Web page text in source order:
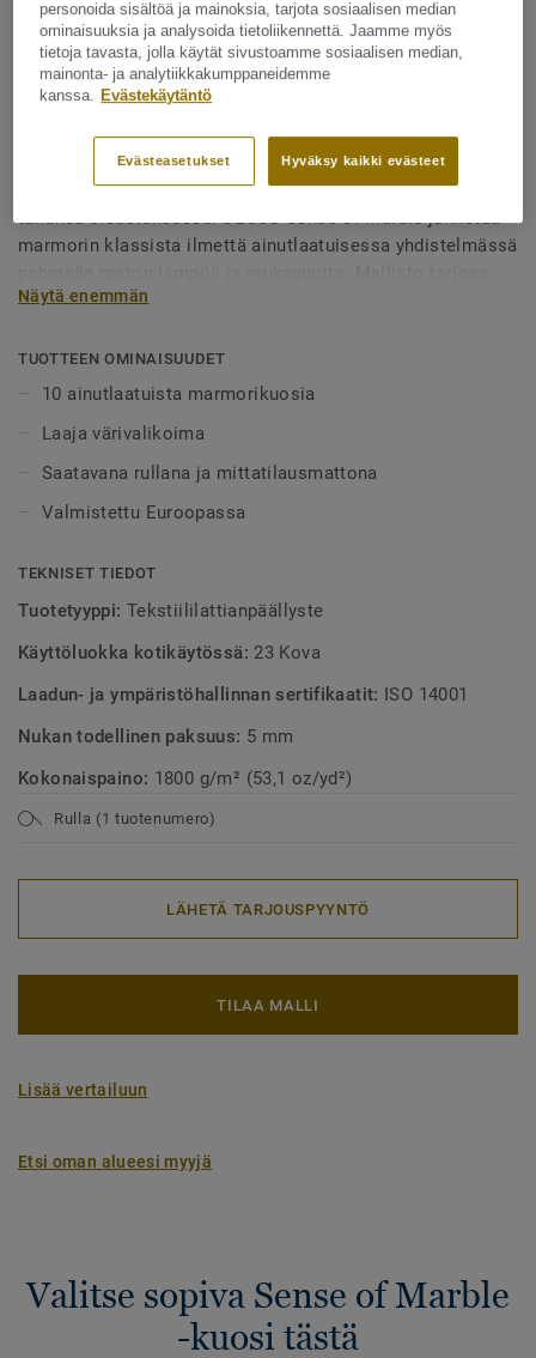
Tekstiililattia – rullatavara
Sense of Marble - Sense Of
Marble AA81 1269
Marmori on materiaali, joka ilmentää ylellisyyttä missä
tahansa sisustuksessa. DESSO Sense of Marble juhlistaa
marmorin klassista ilmettä ainutlaatuisessa yhdistelmässä
kymmenen erilaista marmorikuosia, joista jokaisella on
Mittatilausmatot ovat saatavilla laajassa valikoimassa
kokoja ja vahvoja geometrisia muotoja, kuten ympyröitä,
kolmioita, suorakulmioita ja kuusikulmioita.
Näytä enemmän
TUOTTEEN OMINAISUUDET
10 ainutlaatuista marmorikuosia
Laaja värivalikoima
Saatavana rullana ja mittatilausmattona
Valmistettu Euroopassa
TEKNISET TIEDOT
Tuotetyyppi: Tekstiililattianpäällyste
Käyttöluokka kotikäytössä: 23 Kova
Laadun- ja ympäristöhallinnan sertifikaatit: ISO 14001
Nukan todellinen paksuus: 5 mm
Kokonaispaino: 1800 g/m² (53,1 oz/yd²)
Rulla (1 tuotenumero)
LÄHETÄ TARJOUSPYYNTÖ
TILAA MALLI
Lisää vertailuun
Etsi oman alueesi myyjä
Valitse sopiva Sense of Marble
-kuosi tästä
personoida sisältöä ja mainoksia, tarjota sosiaalisen median
ominaisuuksia ja analysoida tietoliikennettä. Jaamme myös
tietoja tavasta, jolla käytät sivustoamme sosiaalisen median,
mainonta- ja analytiikkakumppaneidemme
kanssa. Evästekäytäntö
Hyväksy kaikki evästeet
Evästeasetukset